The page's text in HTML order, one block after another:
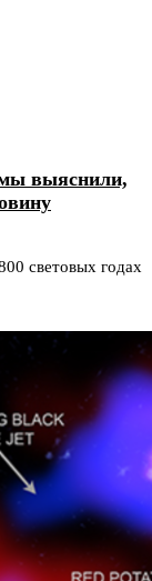
выяснили,
световых годах